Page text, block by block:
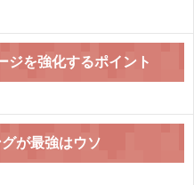
ジを強化するポイント
が最強はウソ